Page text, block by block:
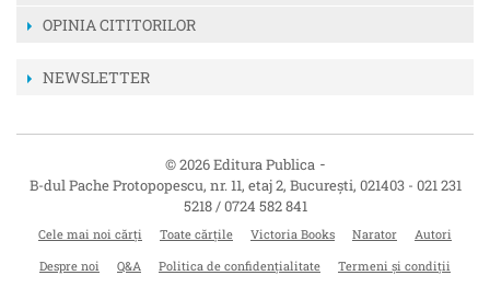
OPINIA CITITORILOR
NEWSLETTER
© 2026 Editura Publica-
B-dul Pache Protopopescu, nr. 11, etaj 2, București, 021403 - 021 231
5218 / 0724 582 841
Cele mai noi cărți Toate cărțile Victoria Books Narator
Autori
Despre noi
Q&A Politica de confidențialitate Termeni și condiții